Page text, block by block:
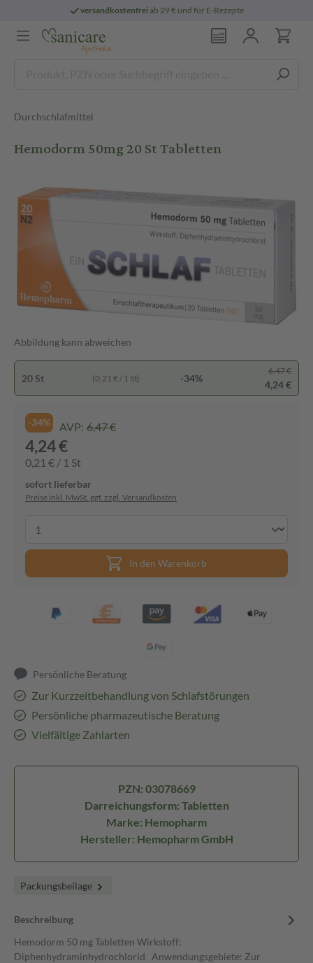
versandkostenfreiab 29 € und für E-Rezepte
Durchschlafmittel
Hemodorm 50mg 20 St Tabletten
Abbildung kann abweichen
20 St (0,21 € / 1 St) -34%
6,47 €
4,24 €
-34% AVP: 6,47 €
4,24 €
0,21 € / 1 St
sofort lieferbar
Preise inkl. MwSt. ggf. zzgl. Versandkosten
In den Warenkorb
Persönliche Beratung
Zur Kurzzeitbehandlung von Schlafstörungen
Persönliche pharmazeutische Beratung
Vielfältige Zahlarten
PZN: 03078669
Darreichungsform: Tabletten
Marke: Hemopharm
Hersteller: Hemopharm GmbH
Packungsbeilage
Beschreibung
Hemodorm 50 mg Tabletten Wirkstoff:
Diphenhydraminhydrochlorid Anwendungsgebiete: Zur